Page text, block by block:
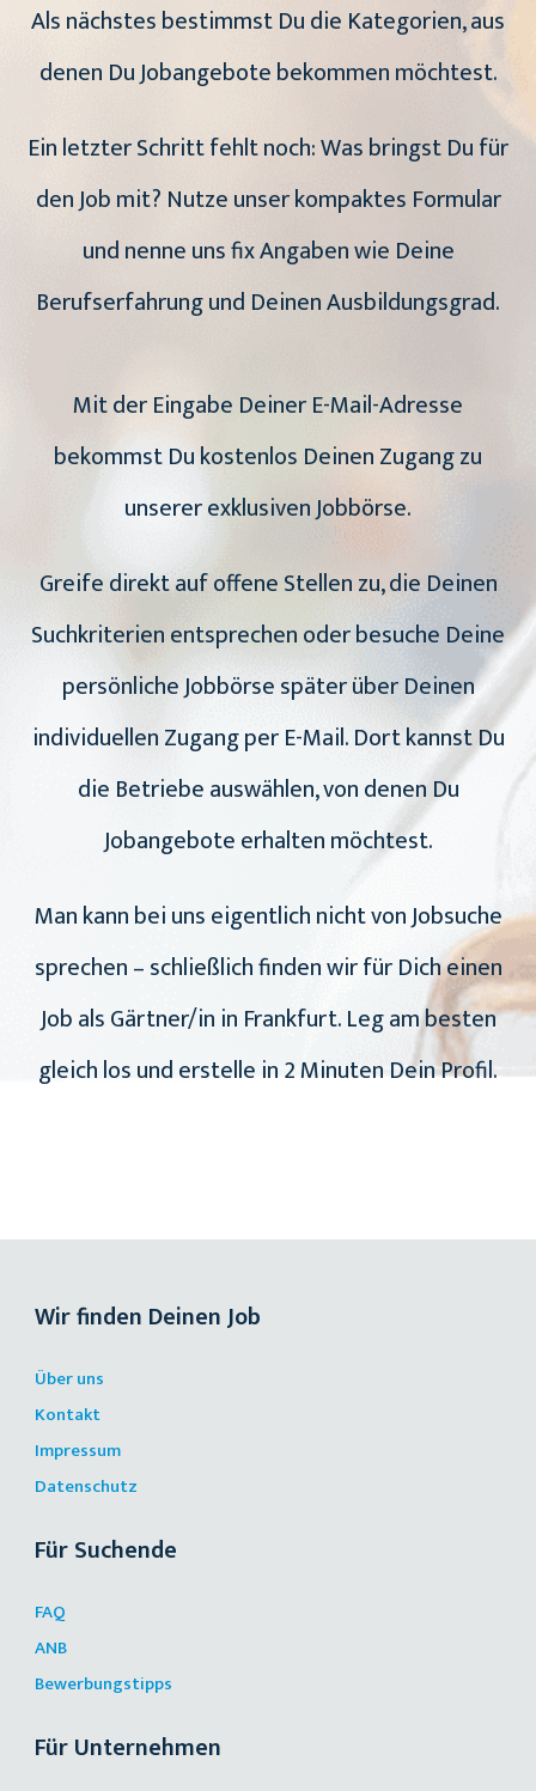
Als nächstes bestimmst Du die Kategorien, aus
denen Du Jobangebote bekommen möchtest.
Ein letzter Schritt fehlt noch: Was bringst Du für
den Job mit? Nutze unser kompaktes Formular
und nenne uns fix Angaben wie Deine
Berufserfahrung und Deinen Ausbildungsgrad.
Mit der Eingabe Deiner E-Mail-Adresse
bekommst Du kostenlos Deinen Zugang zu
unserer exklusiven Jobbörse.
Greife direkt auf offene Stellen zu, die Deinen
Suchkriterien entsprechen oder besuche Deine
persönliche Jobbörse später über Deinen
individuellen Zugang per E-Mail. Dort kannst Du
die Betriebe auswählen, von denen Du
Jobangebote erhalten möchtest.
Man kann bei uns eigentlich nicht von Jobsuche
sprechen – schließlich finden wir für Dich einen
Job als Gärtner/in in Frankfurt. Leg am besten
gleich los und erstelle in 2 Minuten Dein Profil.
Wir finden Deinen Job
Über uns
Kontakt
Impressum
Datenschutz
Für Suchende
FAQ
ANB
Bewerbungstipps
Für Unternehmen